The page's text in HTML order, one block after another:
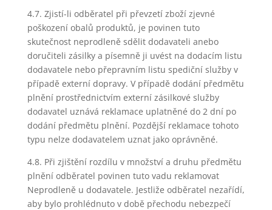
4.7. Zjistí-li odběratel při převzetí zboží zjevné
poškození obalů produktů, je povinen tuto
skutečnost neprodleně sdělit dodavateli anebo
doručiteli zásilky a písemně ji uvést na dodacím listu
dodavatele nebo přepravním listu spediční služby v
případě externí dopravy. V případě dodání předmětu
plnění prostřednictvím externí zásilkové služby
dodavatel uznává reklamace uplatněné do 2 dní po
dodání předmětu plnění. Pozdější reklamace tohoto
typu nelze dodavatelem uznat jako oprávněné.
4.8. Při zjištění rozdílu v množství a druhu předmětu
plnění odběratel povinen tuto vadu reklamovat
Neprodleně u dodavatele. Jestliže odběratel nezařídí,
aby bylo prohlédnuto v době přechodu nebezpečí